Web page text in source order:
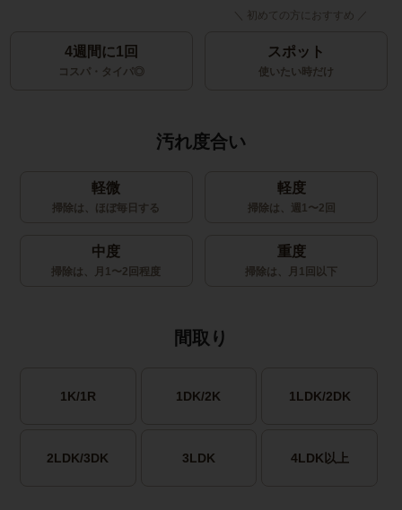
4週間に1回
コスパ・タイパ◎
スポット
使いたい時だけ
汚れ度合い
軽微
掃除は、ほぼ毎日する
軽度
掃除は、週1〜2回
中度
掃除は、月1〜2回程度
重度
掃除は、月1回以下
間取り
1K/1R 1DK/2K 1LDK/2DK
2LDK/3DK 3LDK 4LDK以上